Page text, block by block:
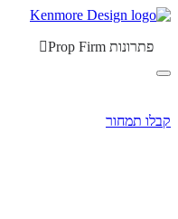
פתרונות Prop Firm
קבלו תמחור